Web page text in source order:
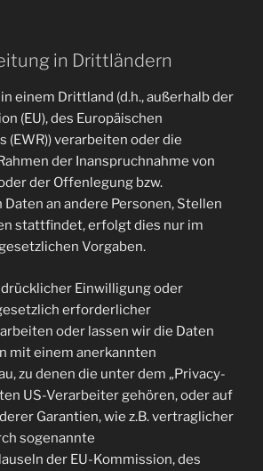
in Drittländern
einem Drittland (d.h., außerhalb der
(EU), des Europäischen
verarbeiten oder die
der Inanspruchnahme von
der Offenlegung bzw.
an andere Personen, Stellen
stattfindet, erfolgt dies nur im
Vorgaben.
Einwilligung oder
erforderlicher
oder lassen wir die Daten
mit einem anerkannten
zu denen die unter dem „Privacy-
US-Verarbeiter gehören, oder auf
Garantien, wie z.B. vertraglicher
sogenannte
der EU-Kommission, des